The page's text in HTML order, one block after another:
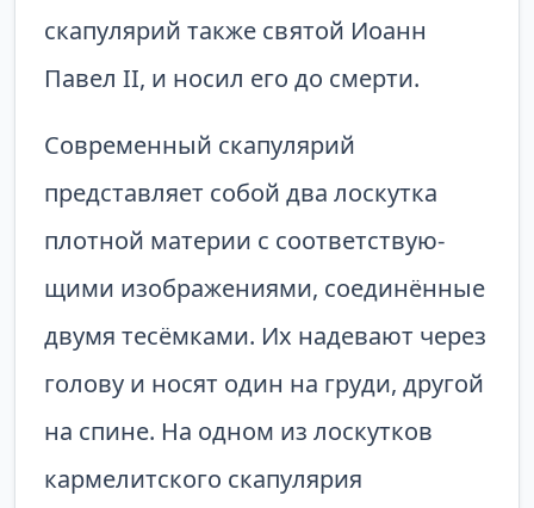
скапулярий также святой Иоанн
Павел II, и носил его до смерти.
Современный скапулярий
представляет собой два лоскутка
плотной материи с соответствую­
щими изображениями, соединённые
двумя тесёмками. Их надевают через
голову и носят один на груди, другой
на спине. На одном из лоскутков
кармелитского скапулярия